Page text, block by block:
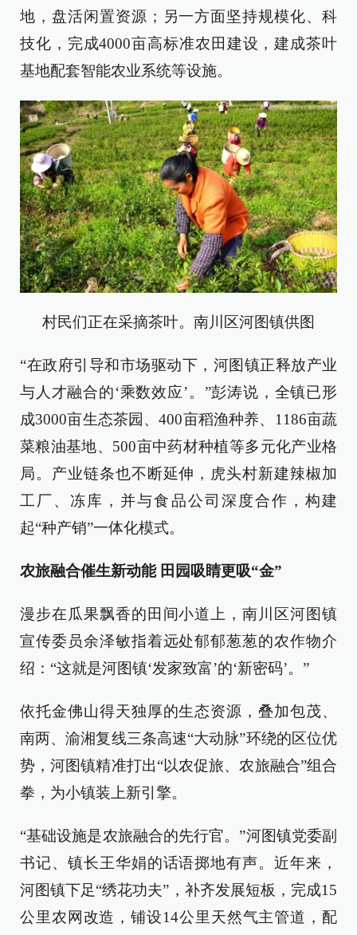
地，盘活闲置资源；另一方面坚持规模化、科
技化，完成4000亩高标准农田建设，建成茶叶
基地配套智能农业系统等设施。
村民们正在采摘茶叶。南川区河图镇供图
“在政府引导和市场驱动下，河图镇正释放产业
与人才融合的‘乘数效应’。”彭涛说，全镇已形
成3000亩生态茶园、400亩稻渔种养、1186亩蔬
菜粮油基地、500亩中药材种植等多元化产业格
局。产业链条也不断延伸，虎头村新建辣椒加
工厂、冻库，并与食品公司深度合作，构建
起“种产销”一体化模式。
农旅融合催生新动能 田园吸睛更吸“金”
漫步在瓜果飘香的田间小道上，南川区河图镇
宣传委员余泽敏指着远处郁郁葱葱的农作物介
绍：“这就是河图镇‘发家致富’的‘新密码’。”​
依托金佛山得天独厚的生态资源，叠加包茂、
南两、渝湘复线三条高速“大动脉”环绕的区位优
势，河图镇精准打出“以农促旅、农旅融合”组合
拳，为小镇装上新引擎。
“基础设施是农旅融合的先行官。”河图镇党委副
书记、镇长王华娟的话语掷地有声。近年来，
河图镇下足“绣花功夫”，补齐发展短板，完成15
公里农网改造，铺设14公里天然气主管道，配